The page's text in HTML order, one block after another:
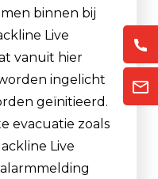
binnen bij
Live
vanuit hier
ingelicht
geïnitieerd.
evacuatie zoals
Live